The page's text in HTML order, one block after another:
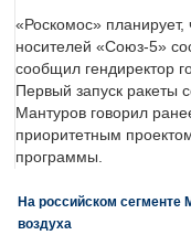
«Роскомос» планирует,
носителей «Союз-5»
сообщил гендиректор
Первый запуск ракеты
Мантуров говорил
приоритетным
программы.
На российском сегменте
воздуха